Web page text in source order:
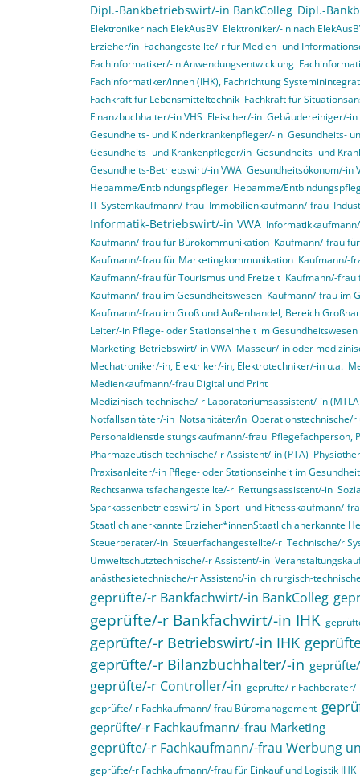
Dipl.-Bankbetriebswirt/-in BankColleg Dipl.-
Elektroniker nach ElekAusBV Elektroniker/-in nach
Erzieher/in Fachangestellte/-r für Medien- und
Fachinformatiker/-in Anwendungsentwicklung
Fachinformatiker/innen (IHK), Fachrichtung
Fachkraft für Lebensmitteltechnik Fachkraft für
Finanzbuchhalter/-in VHS Fleischer/-in Gebäudereiniger/-in
Gesundheits- und Kinderkrankenpfleger/-in Gesundheits-
Gesundheits- und Krankenpfleger/in Gesundheits- und
Gesundheits-Betriebswirt/-in VWA Gesundheitsökonom/-in
Hebamme/Entbindungspfleger Hebamme/
IT-Systemkaufmann/-frau Immobilienkaufmann/-frau
Informatik-Betriebswirt/-in VWA
Kaufmann/-frau für Bürokommunikation Kaufmann/-frau
Kaufmann/-frau für Marketingkommunikation Kaufmann/-
Kaufmann/-frau für Tourismus und Freizeit Kaufmann/-frau
Kaufmann/-frau im Gesundheitswesen Kaufmann/-frau im
Kaufmann/-frau im Groß und Außenhandel, Bereich
Leiter/-in Pflege- oder Stationseinheit im Gesundheitswesen
Marketing-Betriebswirt/-in VWA Masseur/-in oder
Mechatroniker/-in, Elektriker/-in, Elektrotechniker/-in u.a.
Medienkaufmann/-frau Digital und Print
Medizinisch-technische/-r Laboratoriumsassistent/-in
Notfallsanitäter/-in Notsanitäter/in Operationstechnische/
Personaldienstleistungskaufmann/-frau Pflegefachperson,
Pharmazeutisch-technische/-r Assistent/-in (PTA)
Praxisanleiter/-in Pflege- oder Stationseinheit im
Rechtsanwaltsfachangestellte/-r Rettungsassistent/-in
Sparkassenbetriebswirt/-in Sport- und Fitnesskaufmann/-
Staatlich anerkannte Erzieher*innenStaatlich anerkannte
Steuerberater/-in Steuerfachangestellte/-r Technische/r
Umweltschutztechnische/-r Assistent/-in
anästhesietechnische/-r Assistent/-in chirurgisch-
geprüfte/-r Bankfachwirt/-in BankColleg
geprüfte/-r Bankfachwirt/-in IHK
geprüfte/-r Betriebswirt/-in IHK
geprüfte/-r Bilanzbuchhalter/-in
geprüfte/-r Controller/-in geprüfte/-r
geprüfte/-r Fachkaufmann/-frau Büromanagement
geprüfte/-r Fachkaufmann/-frau Marketing
geprüfte/-r Fachkaufmann/-frau Werbung
geprüfte/-r Fachkaufmann/-frau für Einkauf und Logistik IHK